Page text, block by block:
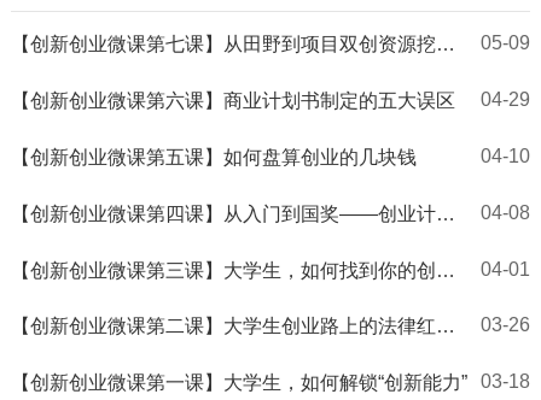
【创新创业微课第七课】从田野到项目双创资源挖掘
05-09
【创新创业微课第六课】商业计划书制定的五大误区 04-29
【创新创业微课第五课】如何盘算创业的几块钱 04-10
【创新创业微课第四课】从入门到国奖——创业计划
04-08
【创新创业微课第三课】大学生，如何找到你的创业
04-01
【创新创业微课第二课】大学生创业路上的法律红线
03-26
【创新创业微课第一课】大学生，如何解锁“创新能力” 03-18